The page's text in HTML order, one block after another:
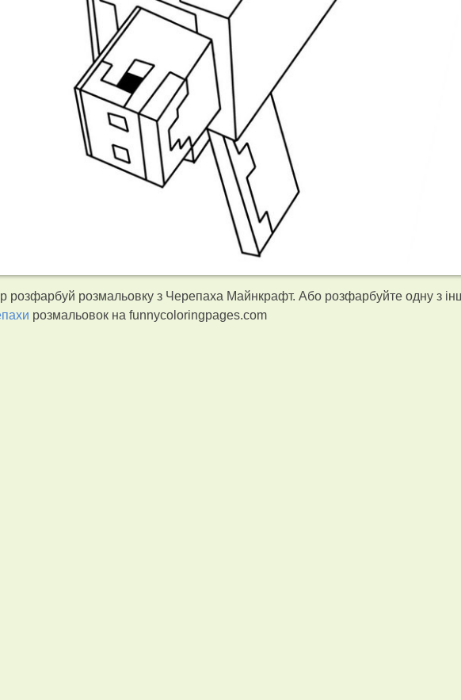
розфарбуй розмальовку з Черепаха Майнкрафт. Або розфарбуйте одну з
розмальовок на funnycoloringpages.com